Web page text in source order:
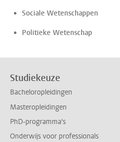
Sociale Wetenschappen
Politieke Wetenschap
Studiekeuze
Bacheloropleidingen
Masteropleidingen
PhD-programma's
Onderwijs voor professionals